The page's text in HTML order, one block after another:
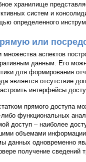
хранилище
систем и
определенного
или
множества аспектов
данным. Его
для формирования
является отсутствие
интерфейсы
прямого доступа
либо функциональных
доступ – наиболее
объемами информации
данных одновременно
получение сведений